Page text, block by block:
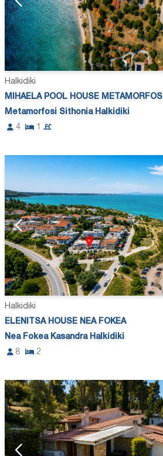
Halkidiki
MIHAELA POOL HOUSE METAMORFOSI
Metamorfosi Sithonia Halkidiki
4
Halkidiki
ELENITSA HOUSE NEA FOKEA
Nea Fokea Kasandra Halkidiki
8
2